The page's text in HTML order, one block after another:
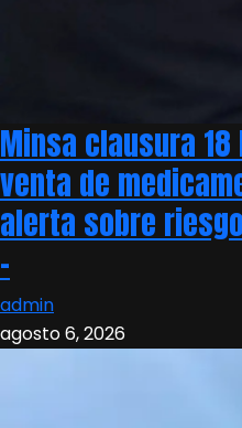
Minsa clausura
venta de
alerta sobre
–
admin
agosto 6, 2026